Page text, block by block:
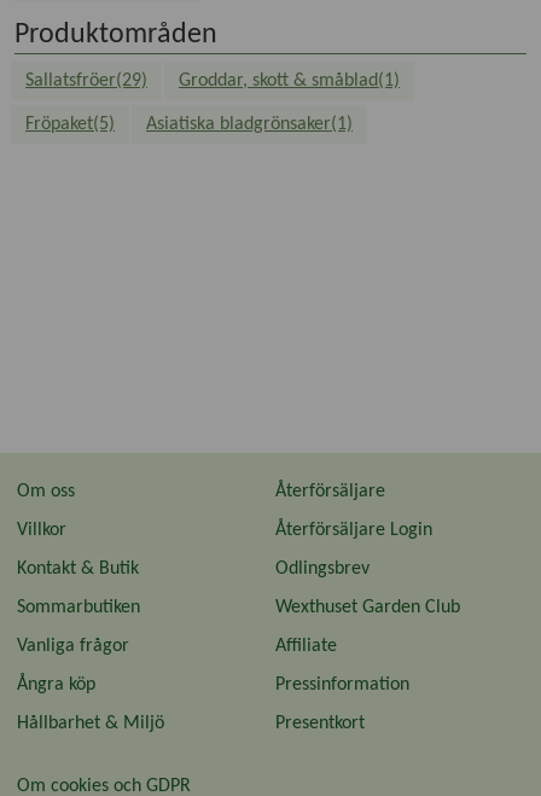
Produktområden
Sallatsfröer(29) Groddar, skott & småblad(1)
Fröpaket(5) Asiatiska bladgrönsaker(1)
Om oss
Villkor
Kontakt & Butik
Sommarbutiken
Vanliga frågor
Ångra köp
Hållbarhet & Miljö
Återförsäljare
Återförsäljare Login
Odlingsbrev
Wexthuset Garden Club
Affiliate
Pressinformation
Presentkort
Om cookies och GDPR